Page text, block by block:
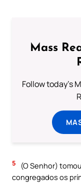
Mass
Follow today's
5
(O Senhor)
congregados os